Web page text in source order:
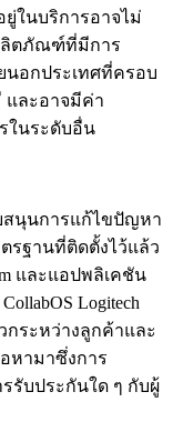
ในบริการอาจไม่
ลิตภัณฑ์ที่มีการ
นอกประเทศที่ครอบ
และอาจมีค่า
ในระดับอื่น
สนุนการแก้ไขปัญหา
รฐานที่ติดตั้งไว้แล้ว
และแอปพลิเคชัน
Logitech
ระหว่างลูกค้าและ
หามาซึ่งการ
รับประกันใด ๆ กับผู้